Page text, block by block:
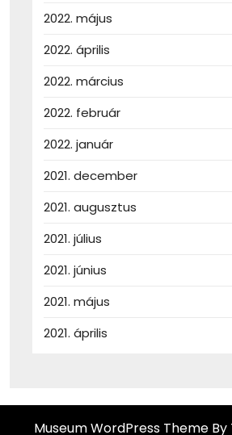
2022. május
2022. április
2022. március
2022. február
2022. január
2021. december
2021. augusztus
2021. július
2021. június
2021. május
2021. április
Museum WordPress Theme